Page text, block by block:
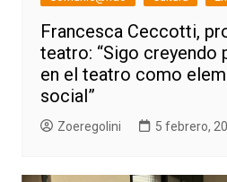
Francesca Ceccotti,
teatro: “Sigo creyendo
en el teatro como
social”
Zoeregolini 5 febrero,